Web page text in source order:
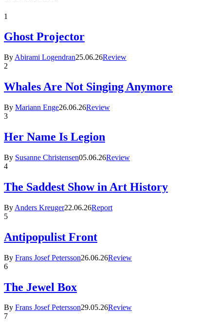
1
Ghost Projector
By Abirami Logendran25.06.26Review
2
Whales Are Not Singing Anymore
By Mariann Enge26.06.26Review
3
Her Name Is Legion
By Susanne Christensen05.06.26Review
4
The Saddest Show in Art History
By Anders Kreuger22.06.26Report
5
Antipopulist Front
By Frans Josef Petersson26.06.26Review
6
The Jewel Box
By Frans Josef Petersson29.05.26Review
7